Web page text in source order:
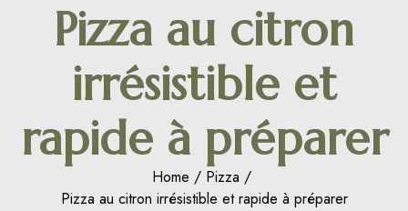
Pizza au citron
irrésistible et
rapide à préparer
Home
Pizza
Pizza au citron irrésistible et rapide à préparer